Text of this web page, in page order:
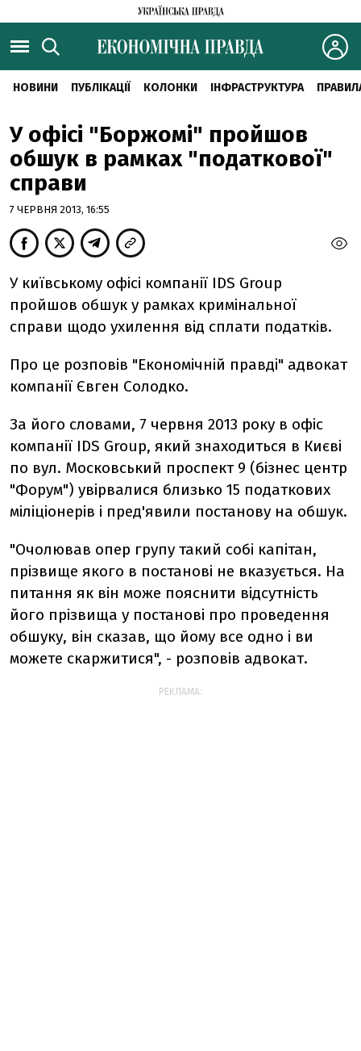
НОВИНИ ПУБЛІКАЦІЇ КОЛОНКИ ІНФРАСТРУКТУРА
У офісі "Боржомі" пройшов
обшук в рамках "податкової"
справи
7 ЧЕРВНЯ 2013, 16:55
У київському офісі компанії IDS Group
пройшов обшук у рамках кримінальної
справи щодо ухилення від сплати податків.
Про це розповів "Економічній правді" адвокат
компанії Євген Солодко.
За його словами, 7 червня 2013 року в офіс
компанії IDS Group, який знаходиться в Києві
по вул. Московський проспект 9 (бізнес центр
"Форум") увірвалися близько 15 податкових
міліціонерів і пред'явили постанову на обшук.
"Очолював опер групу такий собі капітан,
прізвище якого в постанові не вказується. На
питання як він може пояснити відсутність
його прізвища у постанові про проведення
обшуку, він сказав, що йому все одно і ви
можете скаржитися", - розповів адвокат.
РЕКЛАМА: